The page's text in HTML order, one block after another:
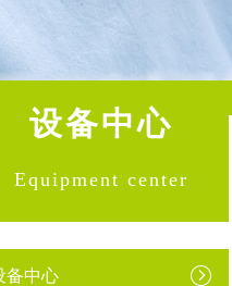
设备中心
Equipment center
备中心